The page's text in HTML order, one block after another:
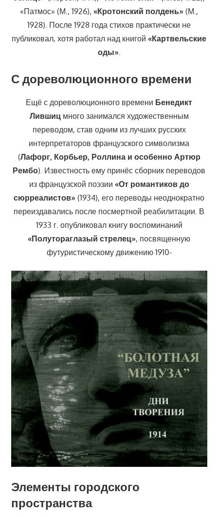
«Патмос» (М., 1926), «Кротонский полдень» (М.,
1928). После 1928 года стихов практически не
публиковал, хотя работал над книгой «Картвельские
оды».
С дореволюционного времени
Ещё с дореволюционного времени Бенедикт
Лившицмного занимался художественным
переводом, став одним из лучших русских
интерпретаторов французского символизма
(Лафорг, Корбьер, Роллина и особенно Артюр
Рембо). Известность ему принёс сборник переводов
из французской поэзии «От романтиков до
сюрреалистов» (1934), его переводы неоднократно
переиздавались после посмертной реабилитации. В
1933 г. опубликовал книгу воспоминаний
«Полутораглазый стрелец», посвященную
футуристическому движению 1910-
Элементы городского
пространства